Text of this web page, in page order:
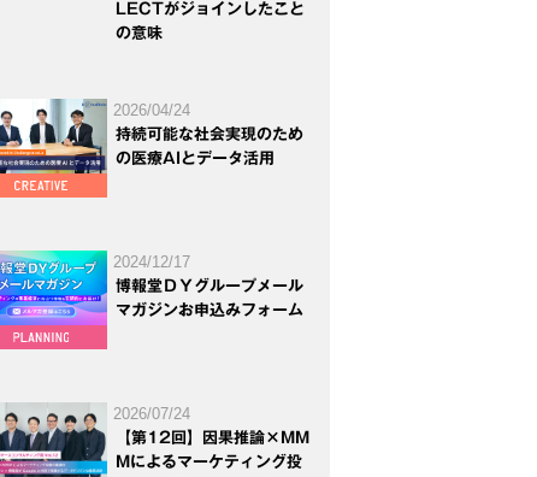
LECTがジョインしたこと
の意味
2026/04/24
持続可能な社会実現のため
の医療AIとデータ活用
2024/12/17
博報堂ＤＹグループメール
マガジンお申込みフォーム
2026/07/24
【第12回】因果推論×MM
Mによるマーケティング投